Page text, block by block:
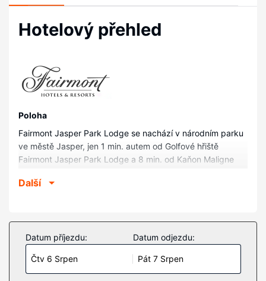
Hotelový přehled
Poloha
Fairmont Jasper Park Lodge se nachází v národním parku
ve městě Jasper, jen 1 min. autem od Golfové hřiště
Fairmont Jasper Park Lodge a 8 min. od Kaňon Maligne
nachází 9,1 km od Dálnice Icefields Parkway a 11,2 km od
V jednom z 446 pokojů, k jejichž vybavení patří
espressovač a LED televize, se budete cítit jako doma. Na
posteli je připravena polstrovaná matrace a ložní prádlo z
egyptské bavlny. Bezdrátový internet zdarma vám zajistí
Další
Datum příjezdu:
Čtv 6 Srpen
Datum odjezdu:
Pát 7 Srpen